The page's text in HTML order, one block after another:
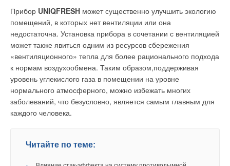
Прибор UNIQFRESH может существенно улучшить экологию
помещений, в которых нет вентиляции или она
недостаточна. Установка прибора в сочетании с вентиляцией
может также явиться одним из ресурсов сбережения
«вентиляционного» тепла для более рационального подхода
к нормам воздухообмена. Таким образом,поддерживая
уровень углекислого газа в помещении на уровне
нормального атмосферного, можно избежать многих
заболеваний, что безусловно, является самым главным для
каждого человека.
Читайте по теме:
дыма и огня, но и уберечь другое оборудование.
Например, вентиляционный канал может вести в
помещения, где расположены основной компьютер и
накопительные устройства. Также обнаружение дыма в
вентиляционных каналах может стать первой линией
обороны. При получении сигнала ветродуйные системы
установки отключаются и, в случае обнаружения пожара,
активируются увлажнители. К примеру, если вдруг
электродвигатель HVAC-системы перегревается, то
детекторы дыма, установленные в вентиляционном канале,
Датчик дыма оборудован вспомогательным реле, которое
немедленно отключает питание двигателя. Не исключен